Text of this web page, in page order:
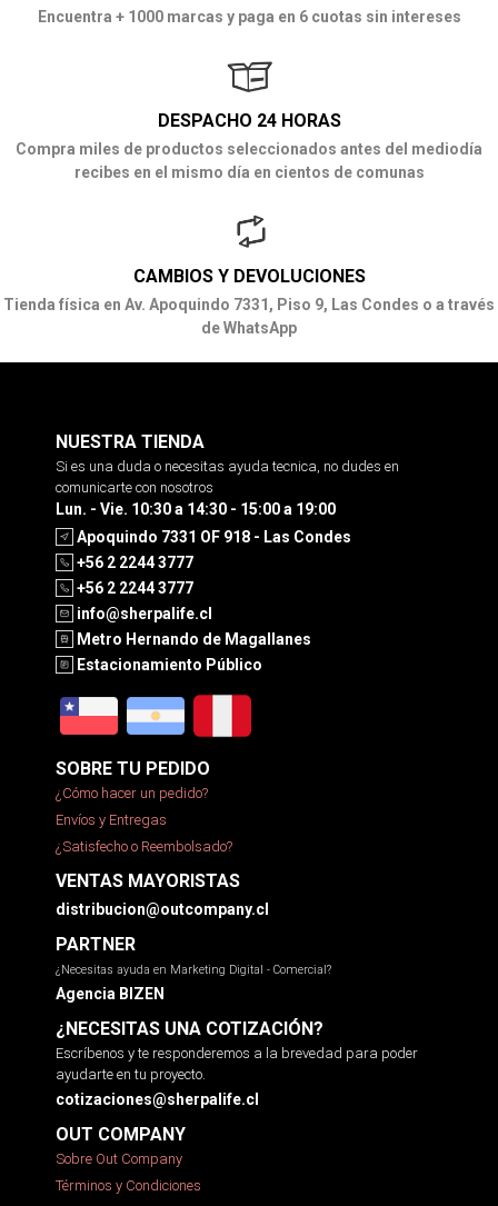
Encuentra + 1000 marcas y paga en 6 cuotas sin intereses
DESPACHO 24 HORAS
Compra miles de productos seleccionados antes del mediodía
recibes en el mismo día en cientos de comunas
CAMBIOS Y DEVOLUCIONES
Tienda física en Av. Apoquindo 7331, Piso 9, Las Condes o a través
de WhatsApp
NUESTRA TIENDA
Si es una duda o necesitas ayuda tecnica, no dudes en
comunicarte con nosotros
Lun. - Vie. 10:30 a 14:30 - 15:00 a 19:00
Apoquindo 7331 OF 918 - Las Condes
+56 2 2244 3777
+56 2 2244 3777
info@sherpalife.cl
Metro Hernando de Magallanes
Estacionamiento Público
SOBRE TU PEDIDO
¿Cómo hacer un pedido?
Envíos y Entregas
¿Satisfecho o Reembolsado?
VENTAS MAYORISTAS
distribucion@outcompany.cl
PARTNER
¿Necesitas ayuda en Marketing Digital - Comercial?
Agencia BIZEN
¿NECESITAS UNA COTIZACIÓN?
Escríbenos y te responderemos a la brevedad para poder
ayudarte en tu proyecto.
cotizaciones@sherpalife.cl
OUT COMPANY
Sobre Out Company
Términos y Condiciones